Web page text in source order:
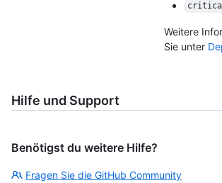
Weitere
Sie unter
Hilfe und Support
Benötigst du weitere Hilfe?
Fragen Sie die GitHub Community